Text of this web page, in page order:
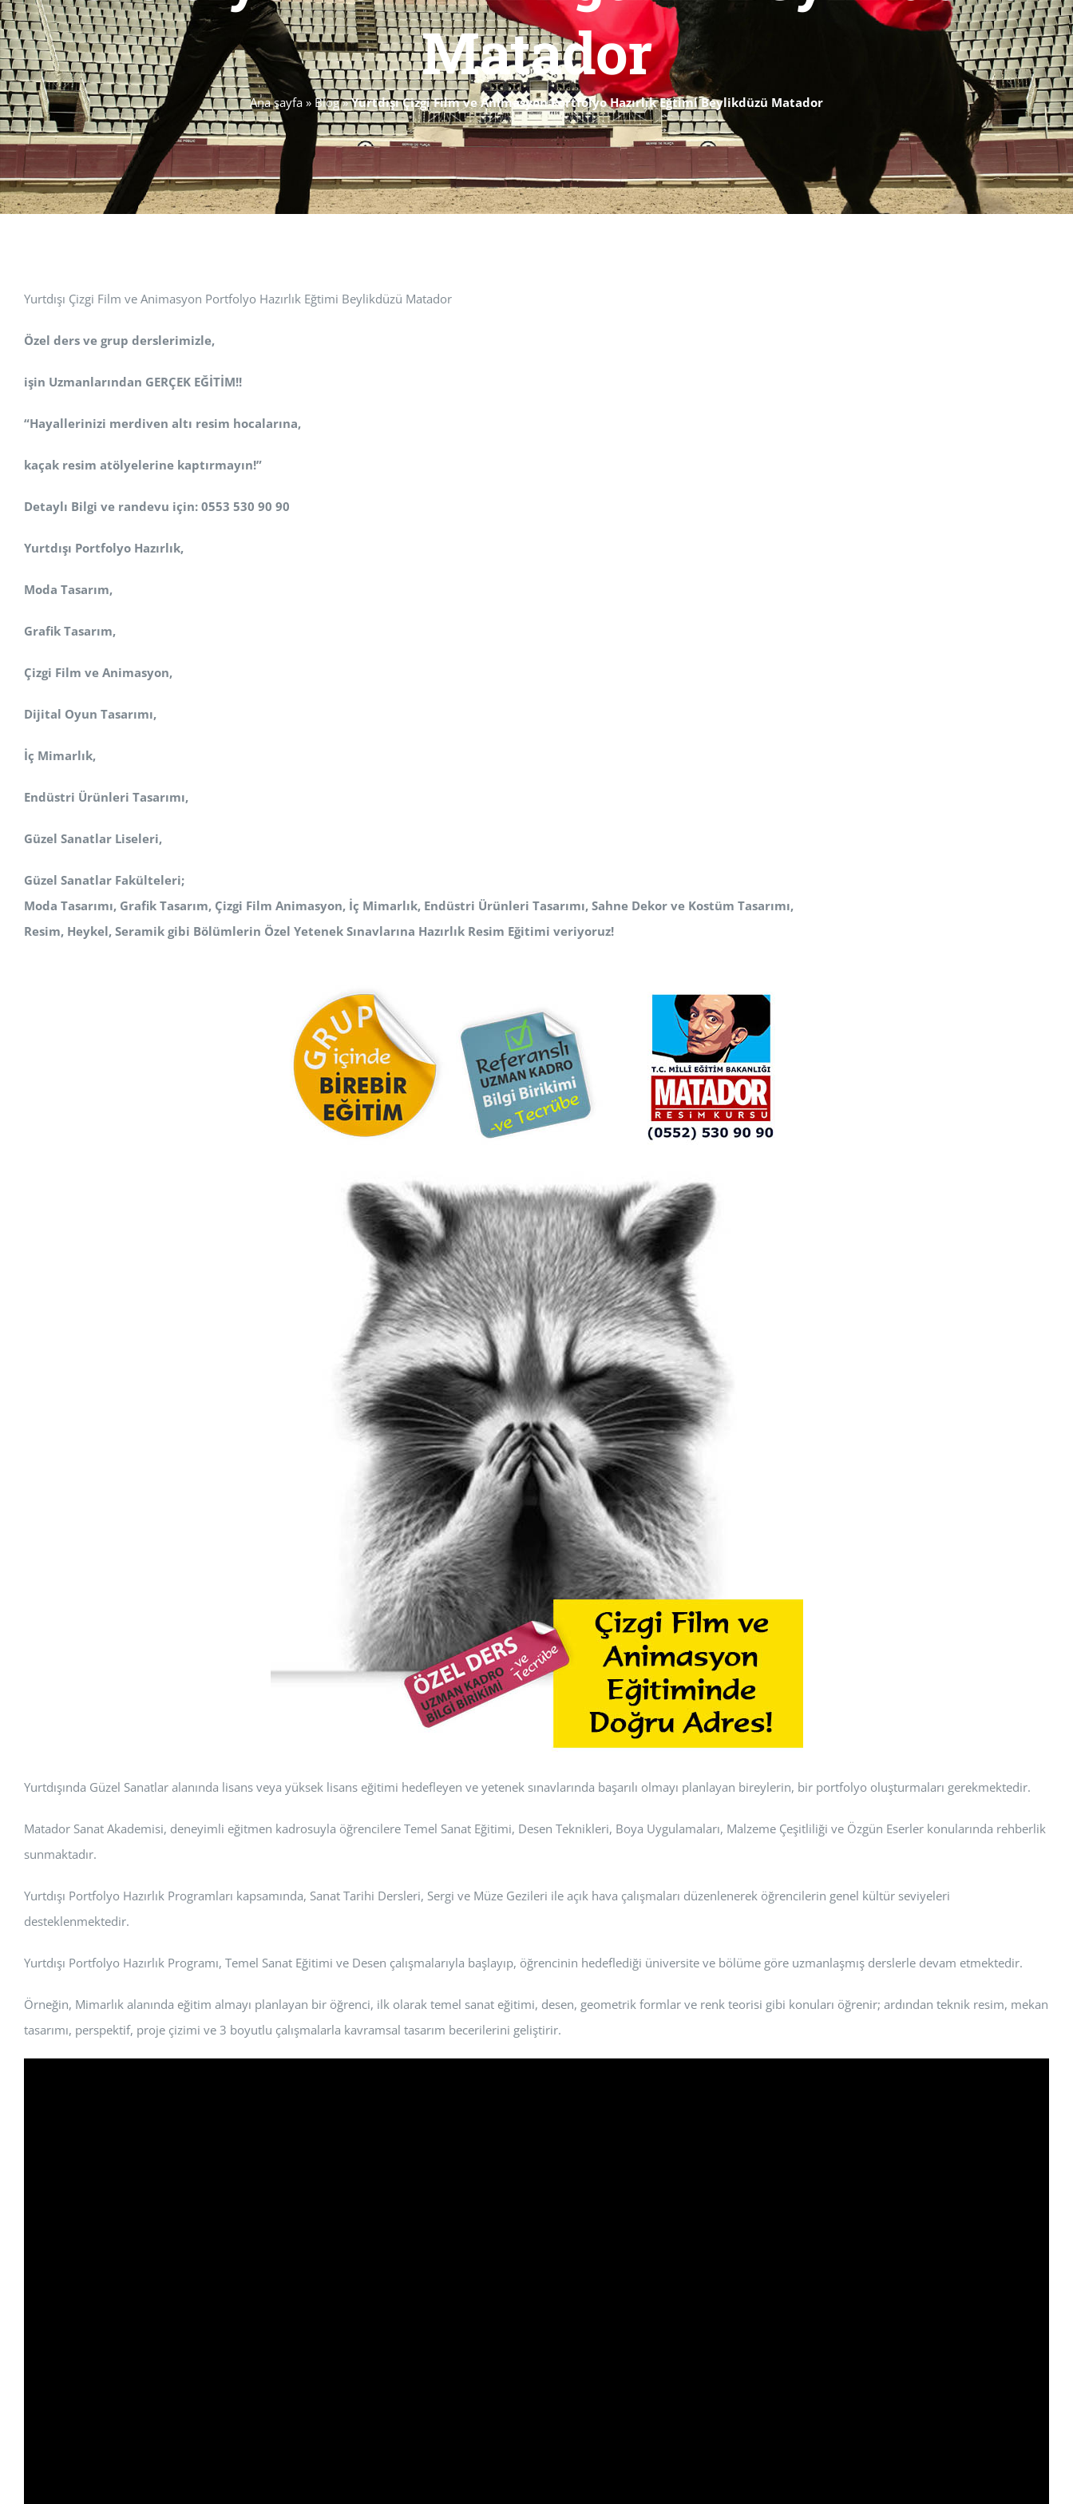
Matador
Ana sayfa » Blog»Yurtdışı Çizgi Film ve Animasyon Portfolyo Hazırlık Eğtimi Beylikdüzü Matador
Yurtdışı Çizgi Film ve Animasyon Portfolyo Hazırlık Eğtimi Beylikdüzü Matador
Özel ders ve grup derslerimizle,
işin Uzmanlarından GERÇEK EĞİTİM!!
“Hayallerinizi merdiven altı resim hocalarına,
kaçak resim atölyelerine kaptırmayın!”
Detaylı Bilgi ve randevu için: 0553 530 90 90
Yurtdışı Portfolyo Hazırlık,
Moda Tasarım,
Grafik Tasarım,
Çizgi Film ve Animasyon,
Dijital Oyun Tasarımı,
İç Mimarlık,
Endüstri Ürünleri Tasarımı,
Güzel Sanatlar Liseleri,
Güzel Sanatlar Fakülteleri;
Moda Tasarımı, Grafik Tasarım, Çizgi Film Animasyon, İç Mimarlık, Endüstri Ürünleri Tasarımı, Sahne Dekor ve Kostüm Tasarımı,
Resim, Heykel, Seramik gibi Bölümlerin Özel Yetenek Sınavlarına Hazırlık Resim Eğitimi veriyoruz!
Yurtdışında Güzel Sanatlar alanında lisans veya yüksek lisans eğitimi hedefleyen ve yetenek sınavlarında başarılı olmayı planlayan bireylerin, bir portfolyo oluşturmaları gerekmektedir.
Matador Sanat Akademisi, deneyimli eğitmen kadrosuyla öğrencilere Temel Sanat Eğitimi, Desen Teknikleri, Boya Uygulamaları, Malzeme Çeşitliliği ve Özgün Eserler konularında rehberlik
sunmaktadır.
Yurtdışı Portfolyo Hazırlık Programları kapsamında, Sanat Tarihi Dersleri, Sergi ve Müze Gezileri ile açık hava çalışmaları düzenlenerek öğrencilerin genel kültür seviyeleri
desteklenmektedir.
Yurtdışı Portfolyo Hazırlık Programı, Temel Sanat Eğitimi ve Desen çalışmalarıyla başlayıp, öğrencinin hedeflediği üniversite ve bölüme göre uzmanlaşmış derslerle devam etmektedir.
Örneğin, Mimarlık alanında eğitim almayı planlayan bir öğrenci, ilk olarak temel sanat eğitimi, desen, geometrik formlar ve renk teorisi gibi konuları öğrenir; ardından teknik resim, mekan
tasarımı, perspektif, proje çizimi ve 3 boyutlu çalışmalarla kavramsal tasarım becerilerini geliştirir.